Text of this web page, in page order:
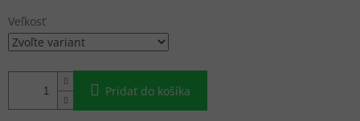
Veľkosť
Pridať do košíka